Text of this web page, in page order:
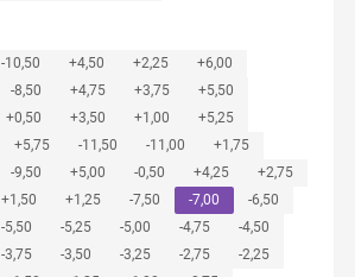
-10,50 +4,50 +2,25
+6,00
-8,50 +4,75 +3,75
+5,50
+0,50 +3,50 +1,00
+5,25
+5,75 -11,50 -11,00
+1,75
-9,50 +5,00 -0,50 +4,25
+2,75
+1,50 +1,25 -7,50 -7,00
-6,50
-5,50 -5,25 -5,00 -4,75
-4,50
-3,75 -3,50 -3,25 -2,75
-2,25